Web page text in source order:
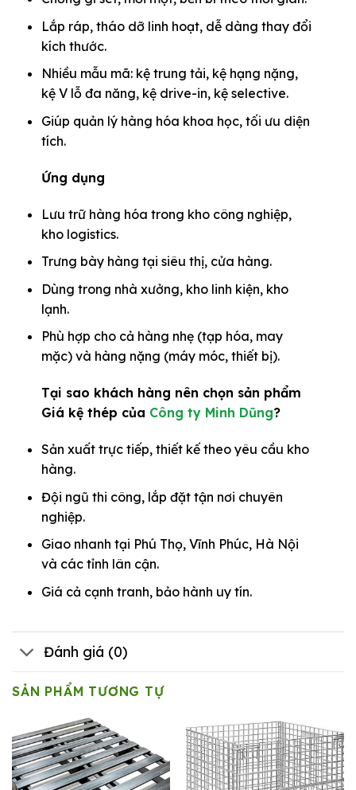
Lắp ráp, tháo dỡ linh hoạt, dễ dàng thay đổi
kích thước.
Nhiều mẫu mã: kệ trung tải, kệ hạng nặng,
kệ V lỗ đa năng, kệ drive-in, kệ selective.
Giúp quản lý hàng hóa khoa học, tối ưu diện
tích.
Ứng dụng
Lưu trữ hàng hóa trong kho công nghiệp,
kho logistics.
Trưng bày hàng tại siêu thị, cửa hàng.
Dùng trong nhà xưởng, kho linh kiện, kho
lạnh.
Phù hợp cho cả hàng nhẹ (tạp hóa, may
mặc) và hàng nặng (máy móc, thiết bị).
Tại sao khách hàng nên chọn sản phẩm
Giá kệ thép của Công ty Minh Dũng?
Sản xuất trực tiếp, thiết kế theo yêu cầu kho
hàng.
Đội ngũ thi công, lắp đặt tận nơi chuyên
nghiệp.
Giao nhanh tại Phú Thọ, Vĩnh Phúc, Hà Nội
và các tỉnh lân cận.
Giá cả cạnh tranh, bảo hành uy tín.
Đánh giá (0)
SẢN PHẨM TƯƠNG TỰ